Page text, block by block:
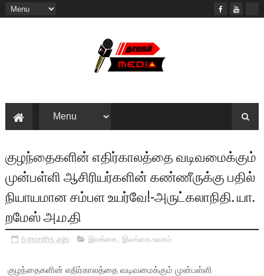
குழந்தைகளின் எதிர்காலத்தை வடிவமைக்கும்
முன்பள்ளி ஆசிரியர்களின் கண்ணீருக்கு பதில்
நியாயமான சம்பள உயர்வே!-அருட்கலாநிதி. யா.
றமேஸ் அ.ம.தி
6 months ago இலங்கை, இலங்கை.உலகம்
குழந்தைகளின் எதிர்காலத்தை வடிவமைக்கும் முன்பள்ளி